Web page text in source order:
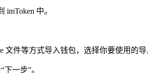
中。
文件等方式导入钱包，选择你要使用的
一步”。